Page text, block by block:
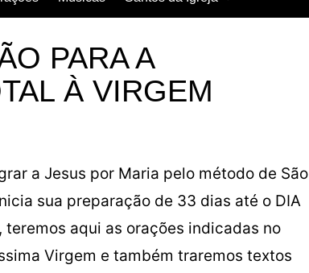
Vida dos Santos
PARA A
À VIRGEM
a Jesus por Maria pelo método de São
sua preparação de 33 dias até o DIA
teremos aqui as orações indicadas no
Virgem e também traremos textos